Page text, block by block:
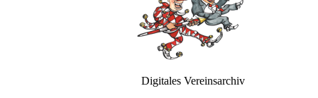
Digitales Vereinsarchiv